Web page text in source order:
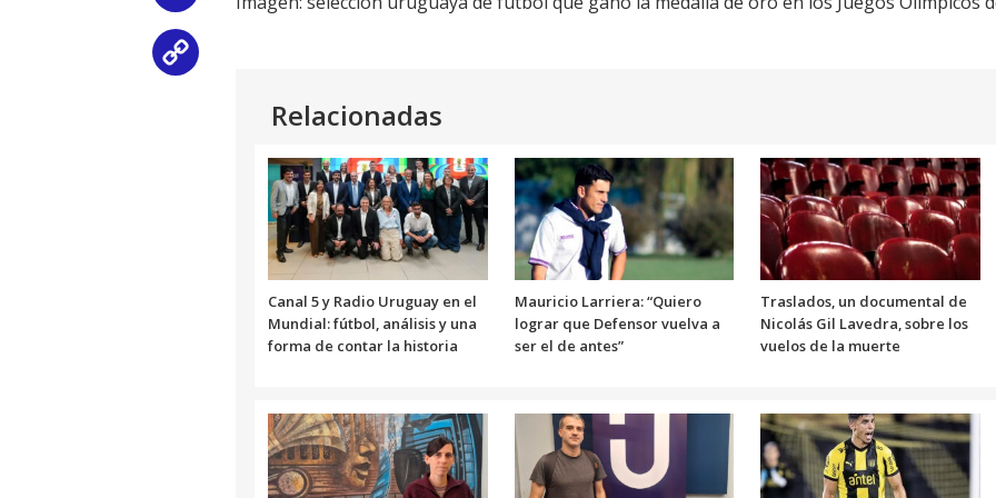
Relacionadas
Canal 5 y Radio Uruguay en el
Mundial: fútbol, análisis y una
forma de contar la historia
Mauricio Larriera: “Quiero
lograr que Defensor vuelva a
ser el de antes”
Traslados, un documental de
Nicolás Gil Lavedra, sobre los
vuelos de la muerte